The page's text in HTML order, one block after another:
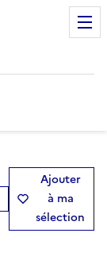
Ajouter
à ma
sélection